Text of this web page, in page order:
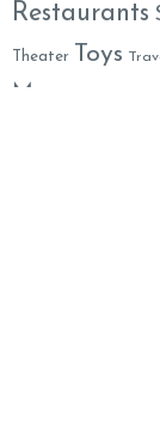
Restaurants
Theater Toys
Mummy